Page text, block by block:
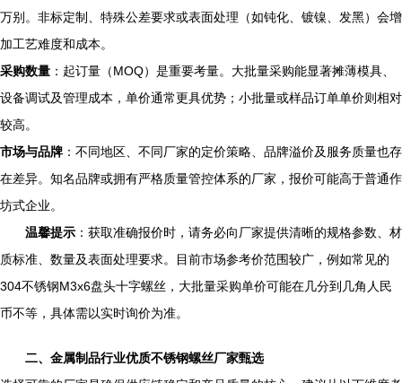
万别。非标定制、特殊公差要求或表面处理（如钝化、镀镍、发黑）会增
加工艺难度和成本。
采购数量 ：起订量（MOQ）是重要考量。大批量采购能显著摊薄模具、
设备调试及管理成本，单价通常更具优势；小批量或样品订单单价则相对
较高。
市场与品牌 ：不同地区、不同厂家的定价策略、品牌溢价及服务质量也存
在差异。知名品牌或拥有严格质量管控体系的厂家，报价可能高于普通作
坊式企业。
温馨提示 ：获取准确报价时，请务必向厂家提供清晰的规格参数、材
质标准、数量及表面处理要求。目前市场参考价范围较广，例如常见的
304不锈钢M3x6盘头十字螺丝，大批量采购单价可能在几分到几角人民
币不等，具体需以实时询价为准。
二、金属制品行业优质不锈钢螺丝厂家甄选